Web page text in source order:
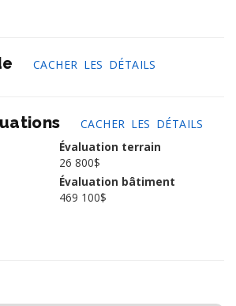
CACHER LES DÉTAILS
CACHER LES DÉTAILS
Évaluation terrain
26 800$
Évaluation bâtiment
469 100$